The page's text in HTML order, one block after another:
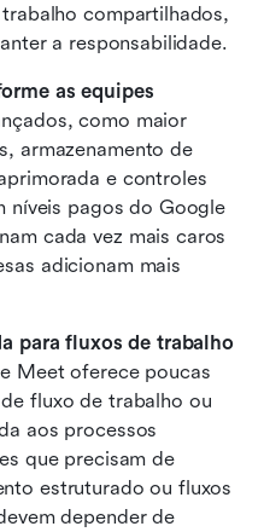
compartilhados,
a responsabilidade.
as equipes
como maior
armazenamento de
e controles
níveis pagos do Google
cada vez mais caros
adicionam mais
para fluxos de trabalho
Meet oferece poucas
fluxo de trabalho ou
aos processos
que precisam de
estruturado ou fluxos
depender de